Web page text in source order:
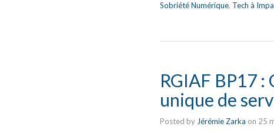
Sobriété Numérique, Tech à
RGIAF BP17
unique de
Posted by Jérémie Zarka on 25